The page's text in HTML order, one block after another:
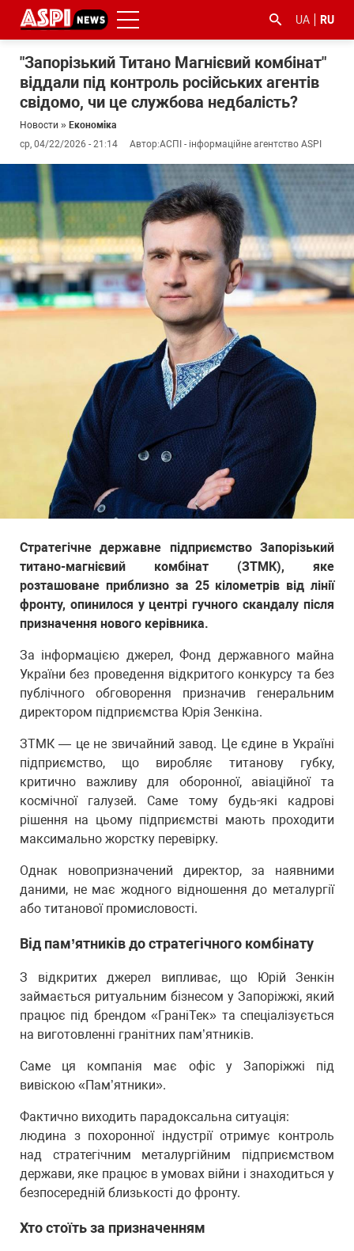
UA RU
"Запорізький Титано Магнієвий комбінат"
віддали під контроль російських агентів
свідомо, чи це службова недбалість?
Новости » Економіка
ср, 04/22/2026 - 21:14
Автор:АСПІ - інформаційне агентство ASPI
Стратегічне державне підприємство Запорізький
титано-магнієвий комбінат (ЗТМК), яке
розташоване приблизно за 25 кілометрів від лінії
фронту, опинилося у центрі гучного скандалу після
призначення нового керівника.
За інформацією джерел, Фонд державного майна
України без проведення відкритого конкурсу та без
публічного обговорення призначив генеральним
директором підприємства Юрія Зенкіна.
ЗТМК — це не звичайний завод. Це єдине в Україні
підприємство, що виробляє титанову губку,
критично важливу для оборонної, авіаційної та
космічної галузей. Саме тому будь-які кадрові
рішення на цьому підприємстві мають проходити
максимально жорстку перевірку.
Однак новопризначений директор, за наявними
даними, не має жодного відношення до металургії
або титанової промисловості.
Від пам’ятників до стратегічного комбінату
З відкритих джерел випливає, що Юрій Зенкін
займається ритуальним бізнесом у Запоріжжі, який
працює під брендом «ГраніТек» та спеціалізується
на виготовленні гранітних пам’ятників.
Саме ця компанія має офіс у Запоріжжі під
вивіскою «Пам’ятники».
Фактично виходить парадоксальна ситуація:
людина з похоронної індустрії отримує контроль
над стратегічним металургійним підприємством
держави, яке працює в умовах війни і знаходиться у
безпосередній близькості до фронту.
Хто стоїть за призначенням
#боротьба
з
корупцією
#гфс #Киев #коронавірус